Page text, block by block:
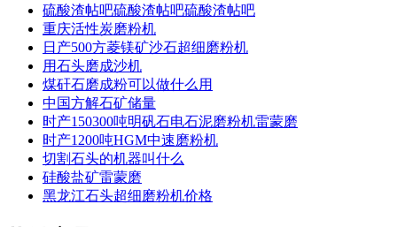
硫酸渣帖吧硫酸渣帖吧硫酸渣帖吧
重庆活性炭磨粉机
日产500方菱镁矿沙石超细磨粉机
用石头磨成沙机
煤矸石磨成粉可以做什么用
中国方解石矿储量
时产150300吨明矾石电石泥磨粉机雷蒙磨
时产1200吨HGM中速磨粉机
切割石头的机器叫什么
硅酸盐矿雷蒙磨
黑龙江石头超细磨粉机价格